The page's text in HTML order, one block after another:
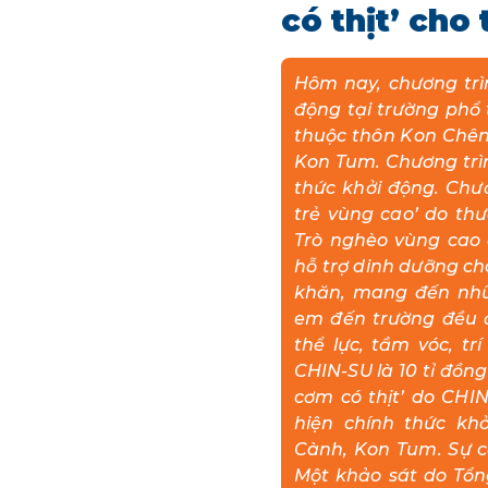
có thịt’ cho
Hôm nay, chương
động tại trường phổ
thuộc thôn Kon
Kon Tum. Chương
thức khởi động.
trẻ vùng cao’ do
Trò nghèo vùng
hỗ trợ dinh dưỡng
khăn, mang đến
em đến trường đều
thể lực, tầm vóc,
CHIN-SU là 10 tỉ
cơm có thịt’ do
hiện chính thức
Cành, Kon Tum.
Một khảo sát do